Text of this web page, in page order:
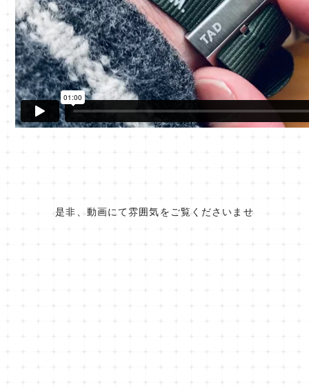
是非、動画にて雰囲気をご覧くださいませ